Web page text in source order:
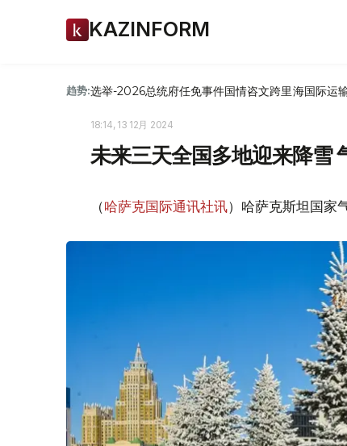
KAZINFORM
趋势:选举-2026总统府任免事件国情咨文跨里海国际运
18:14, 13 12月 2024
未来三天全国多地迎来降雪
（哈萨克国际通讯社讯）哈萨克斯坦国家